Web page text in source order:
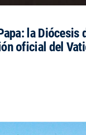
la Diócesis
oficial del